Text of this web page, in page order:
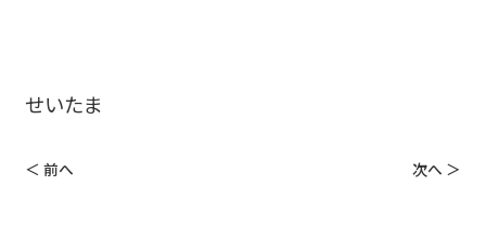
せいたま
＜ 前へ 次へ ＞